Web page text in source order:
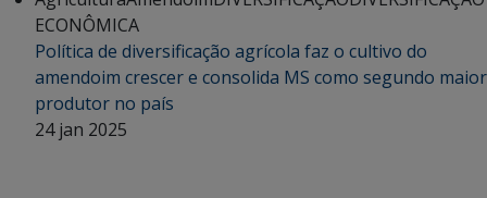
ECONÔMICA
Política de diversificação agrícola faz o cultivo do
amendoim crescer e consolida MS como segundo maior
produtor no país
24 jan 2025